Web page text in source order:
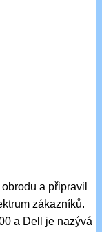
a připravil
zákazníků.
a Dell je nazývá